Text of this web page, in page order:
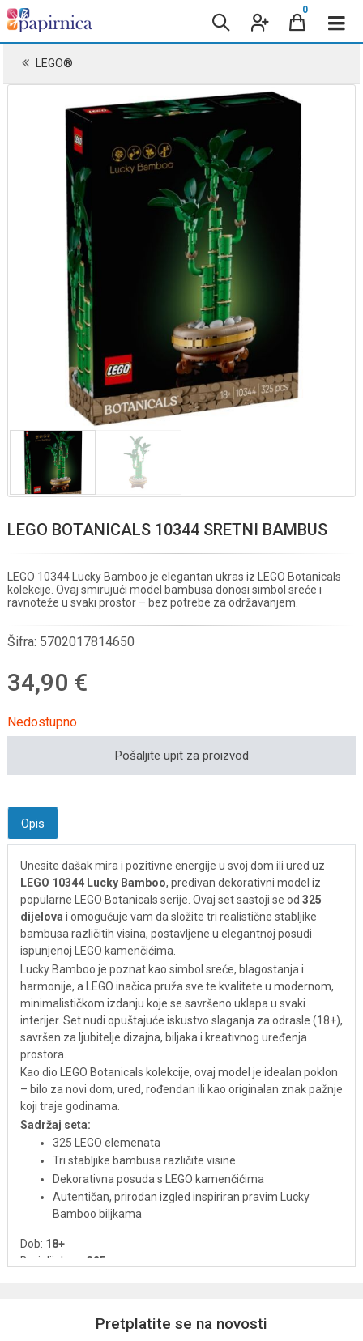
0
LEGO®
LEGO BOTANICALS 10344 SRETNI BAMBUS
LEGO 10344 Lucky Bamboo je elegantan ukras iz LEGO Botanicals
kolekcije. Ovaj smirujući model bambusa donosi simbol sreće i
ravnoteže u svaki prostor – bez potrebe za održavanjem.
Šifra: 5702017814650
34,90 €
Nedostupno
Pošaljite upit za proizvod
Opis
Unesite dašak mira i pozitivne energije u svoj dom ili ured uz
LEGO 10344 Lucky Bamboo, predivan dekorativni model iz
popularne LEGO Botanicals serije. Ovaj set sastoji se od 325
dijelova i omogućuje vam da složite tri realistične stabljike
bambusa različitih visina, postavljene u elegantnoj posudi
ispunjenoj LEGO kamenčićima.
Lucky Bamboo je poznat kao simbol sreće, blagostanja i
harmonije, a LEGO inačica pruža sve te kvalitete u modernom,
minimalističkom izdanju koje se savršeno uklapa u svaki
interijer. Set nudi opuštajuće iskustvo slaganja za odrasle (18+),
savršen za ljubitelje dizajna, biljaka i kreativnog uređenja
prostora.
Kao dio LEGO Botanicals kolekcije, ovaj model je idealan poklon
– bilo za novi dom, ured, rođendan ili kao originalan znak pažnje
koji traje godinama.
Sadržaj seta:
325 LEGO elemenata
Tri stabljike bambusa različite visine
Dekorativna posuda s LEGO kamenčićima
Autentičan, prirodan izgled inspiriran pravim Lucky
Bamboo biljkama
Dob: 18+
Broj dijelova: 325
Pretplatite se na novosti